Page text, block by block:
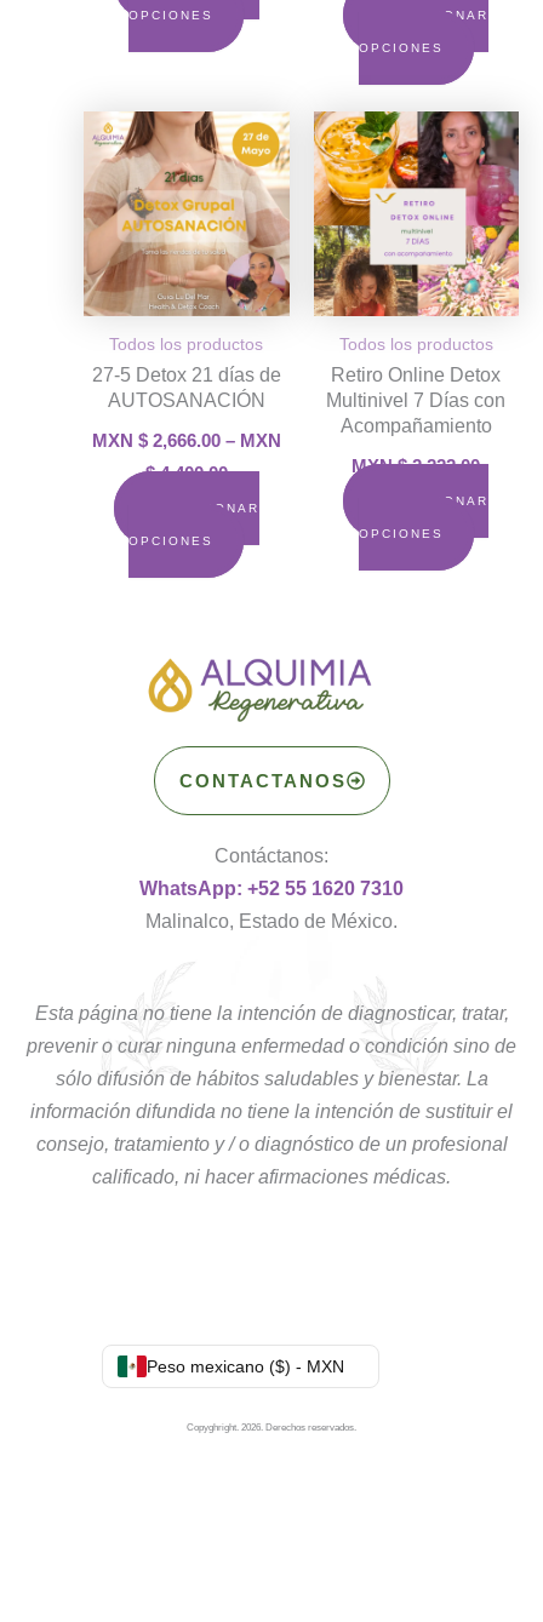
OPCIONES SELECCIONAR
OPCIONES
Todos los productos
27-5 Detox 21 días de
AUTOSANACIÓN
MXN $2,666.00 – MXN
$4,400.00
Rango
de
precios:
MXN
$ 2,666.00
a
MXN
$ 4,400.00
SELECCIONAR
OPCIONES
Este
producto
tiene
múltiples
variantes.
Las
opciones
se
pueden
en
página
de
Todos los productos
Retiro Online Detox
Multinivel 7 Días con
Acompañamiento
MXN $2,222.00
SELECCIONAR
OPCIONES
CONTACTANOS
Contáctanos:
WhatsApp: +52 55 1620 7310
Malinalco, Estado de México.
Esta página no tiene la intención de diagnosticar, tratar,
prevenir o curar ninguna enfermedad o condición sino de
sólo difusión de hábitos saludables y bienestar. La
información difundida no tiene la intención de sustituir el
consejo, tratamiento y / o diagnóstico de un profesional
calificado, ni hacer afirmaciones médicas.
Peso mexicano ($) - MXN
Copyghright. 2026. Derechos reservados.